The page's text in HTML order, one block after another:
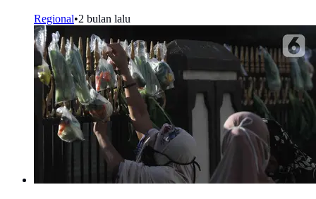
Regional•2 bulan lalu